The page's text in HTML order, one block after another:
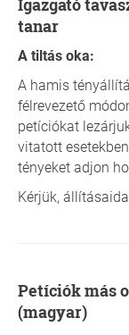
Igazgató tavaszi Rita távozás és hodosi Piroska
tanar
A tiltás oka:
A hamis
félrevezető
petíciókat
vitatott
tényeket adjon
Kérjük,
Petíciók más országokban a helyi nyelven
(magyar)